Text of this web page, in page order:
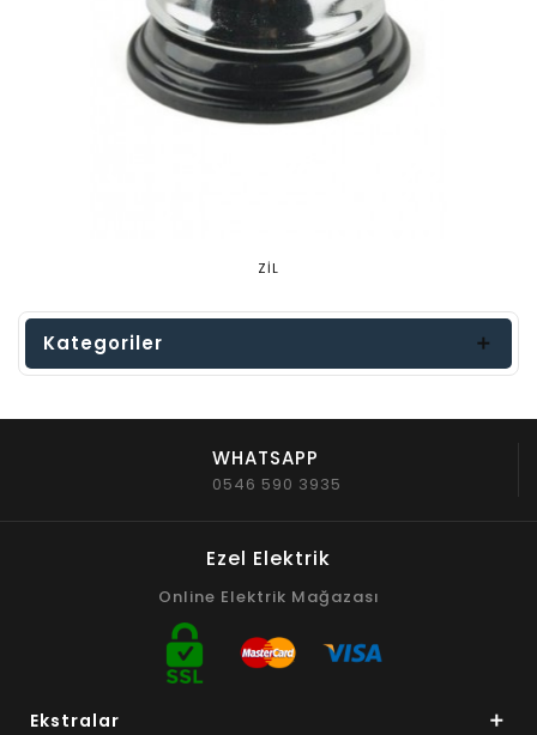
ZİL
Kategoriler
WHATSAPP
0546 590 3935
Ezel Elektrik
Online Elektrik Mağazası
Ekstralar